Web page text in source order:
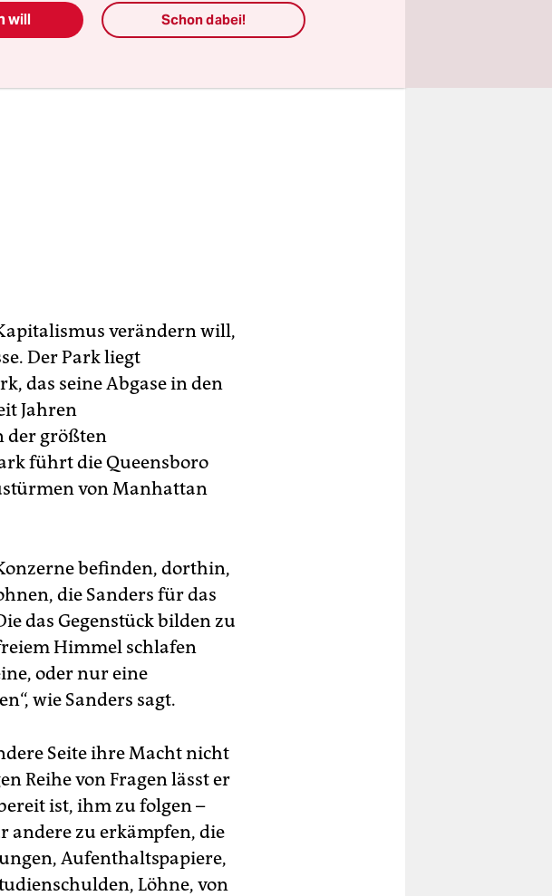
verändern will,
Der Park liegt
das seine Abgase in den
Jahren
der größten
führt die Queensboro
von Manhattan
befinden, dorthin,
die Sanders für das
das Gegenstück bilden zu
Himmel schlafen
oder nur eine
wie Sanders sagt.
Seite ihre Macht nicht
Reihe von Fragen lässt er
ist, ihm zu folgen –
andere zu erkämpfen, die
Aufenthaltspapiere,
Löhne, von
will Schon dabei!